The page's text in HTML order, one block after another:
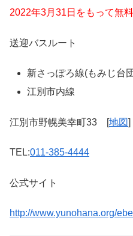
2022年3月31日をもって無
送迎バスルート
新さっぽろ線(もみじ台
江別市内線
江別市野幌美幸町33 [地図]
TEL:011-385-4444
公式サイト
http://www.yunohana.org/